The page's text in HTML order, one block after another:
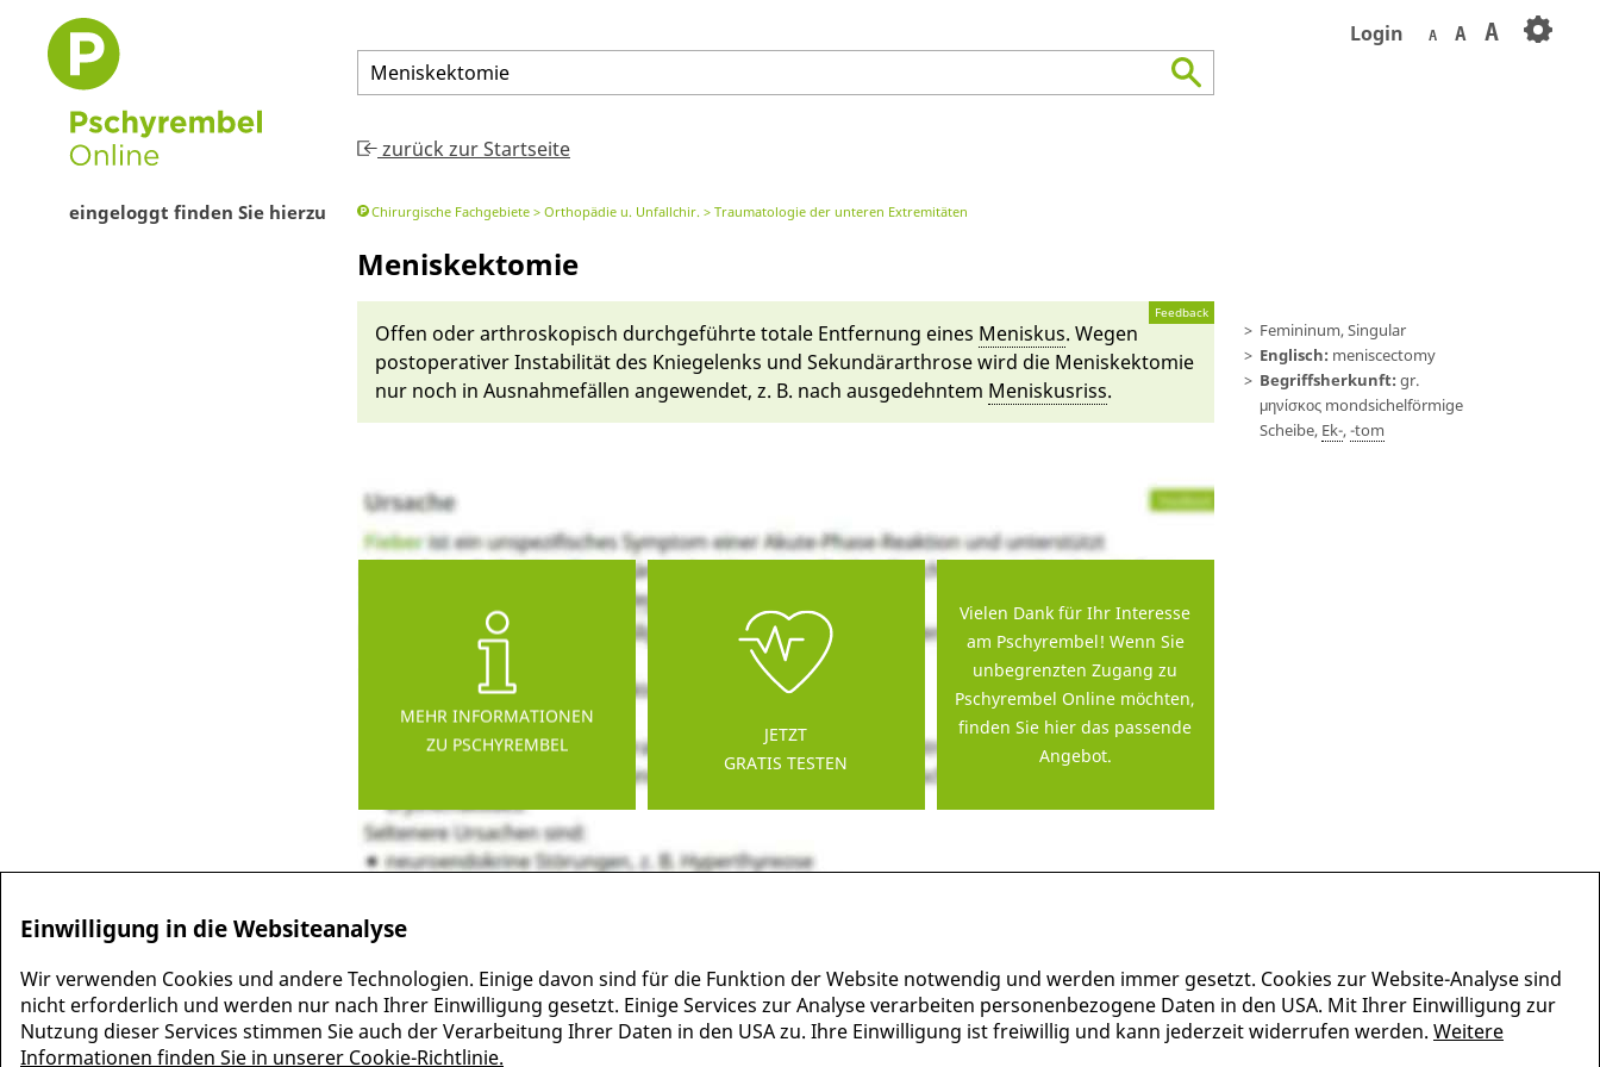
eingeloggt finden Sie hierzu
Login A A A
Meniskektomie
zurück zur Startseite
Chirurgische Fachgebiete Orthopädie u. Unfallchir. Traumatologie der unteren Extremitäten
Meniskektomie
Femininum, Singular
Englisch: meniscectomy
Begriffsherkunft: gr.
μηνίσκος mond­sichelför­mi­ge
Scheibe, Ek-,-tom
Feedback
Offen oder ar­thro­skopisch durchge­führ­te totale Entfernung ei­nes Menis­kus. We­gen
post­ope­rativer In­stabilität des Knie­gelenks und Sekundär­ar­throse wird die Menis­kektomie
nur noch in Aus­nahmefäl­len an­gewen­det, z. B. nach aus­gedehn­tem Menis­kus­riss.
MEHR INFORMATIONEN
ZU PSCHYREMBEL
JETZT
GRATIS TESTEN
Vielen Dank für Ihr Interesse
am Pschyrembel! Wenn Sie
unbegrenzten Zugang zu
Pschyrembel Online möchten,
finden Sie hier das passende
Angebot.
Einwilligung in die Websiteanalyse
Wir verwenden Cookies und andere Technologien. Einige davon sind für die Funktion der Website notwendig und werden immer gesetzt. Cookies zur Website-Analyse sind
nicht erforderlich und werden nur nach Ihrer Einwilligung gesetzt. Einige Services zur Analyse verarbeiten personenbezogene Daten in den USA. Mit Ihrer Einwilligung zur
Nutzung dieser Services stimmen Sie auch der Verarbeitung Ihrer Daten in den USA zu. Ihre Einwilligung ist freiwillig und kann jederzeit widerrufen werden. Weitere
Informationen finden Sie in unserer Cookie-Richtlinie.